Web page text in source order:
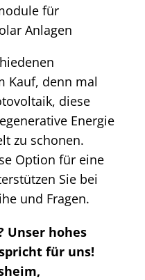
für
Anlagen
Kauf, denn mal
diese
Energie
zu schonen.
Option für eine
Sie bei
und Fragen.
Unser hohes
für uns!